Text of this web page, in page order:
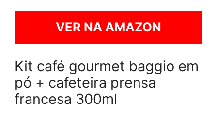
VER NA AMAZON
Kit café gourmet baggio em
pó + cafeteira prensa
francesa 300ml